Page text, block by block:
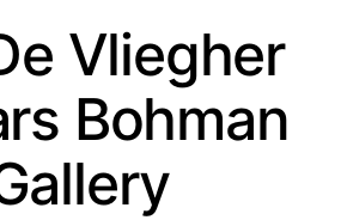
Vliegher
Bohman